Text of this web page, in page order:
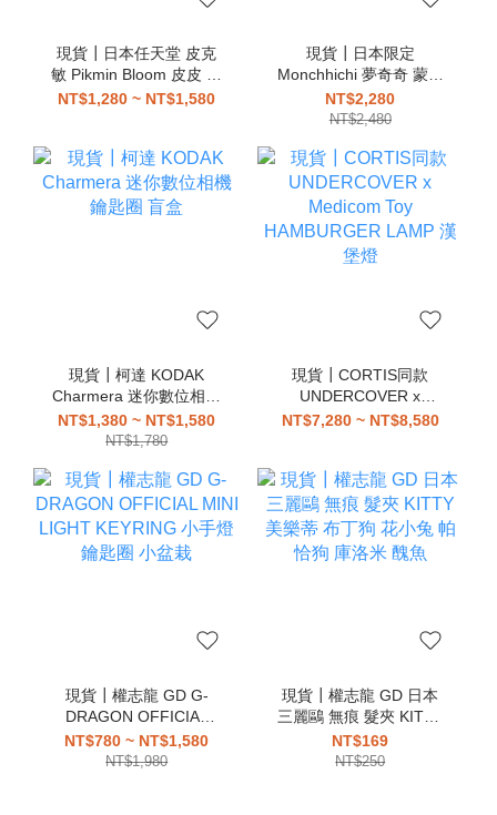
現貨┃日本任天堂 皮克
敏 Pikmin Bloom 皮皮 花
瓶
NT$1,280 ~ NT$1,580
現貨┃日本限定
Monchhichi 夢奇奇 蒙奇
奇 兩津勘吉 S 娃娃
NT$2,280
NT$2,480
現貨┃柯達 KODAK
Charmera 迷你數位相機
鑰匙圈 盲盒
NT$1,380 ~ NT$1,580
NT$1,780
現貨┃CORTIS同款
UNDERCOVER x
Medicom Toy
NT$7,280 ~ NT$8,580
現貨┃權志龍 GD G-
DRAGON OFFICIAL
MINI LIGHT KEYRING
小手燈 鑰匙圈 小盆栽
NT$780 ~ NT$1,580
NT$1,980
現貨┃權志龍 GD 日本
三麗鷗 無痕 髮夾 KITTY
美樂蒂 布丁狗 花小兔 帕
恰狗 庫洛米 醜魚
NT$169
NT$250